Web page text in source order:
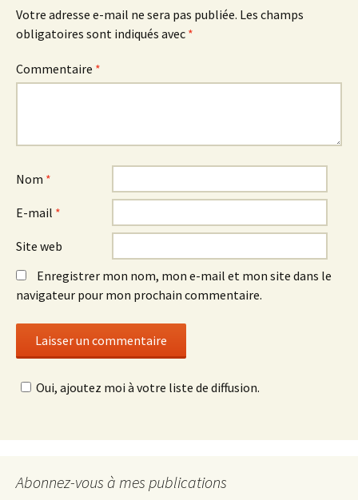
Votre adresse e-mail ne sera pas publiée. Les champs
obligatoires sont indiqués avec *
Commentaire *
Nom *
E-mail *
Site web
Enregistrer mon nom, mon e-mail et mon site dans le
navigateur pour mon prochain commentaire.
Oui, ajoutez moi à votre liste de diffusion.
Abonnez-vous à mes publications